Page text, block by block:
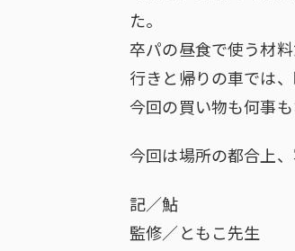
た。
卒パの昼食で使う材
行きと帰りの車では
今回の買い物も何事
今回は場所の都合上
記／鮎
監修／ともこ先生